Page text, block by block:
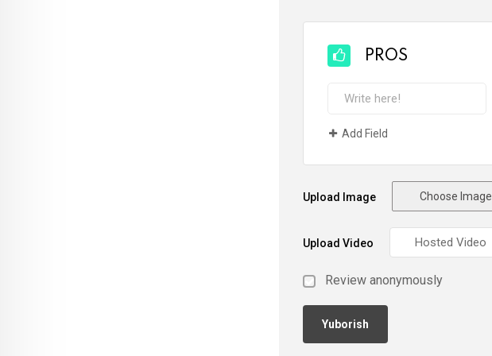
PROS
Add Field
Upload Image Choose Image
Upload Video
Review anonymously